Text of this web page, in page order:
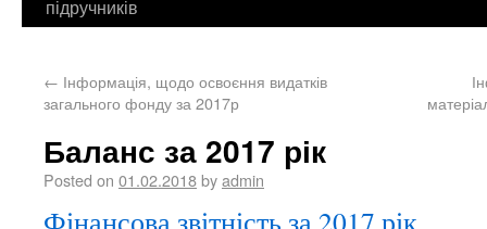
підручників
← Інформація, щодо освоєння видатків
загального фонду за 2017р
Баланс за 2017 рік
Posted on 01.02.2018byadmin
Фінансова звітність за 2017 рік